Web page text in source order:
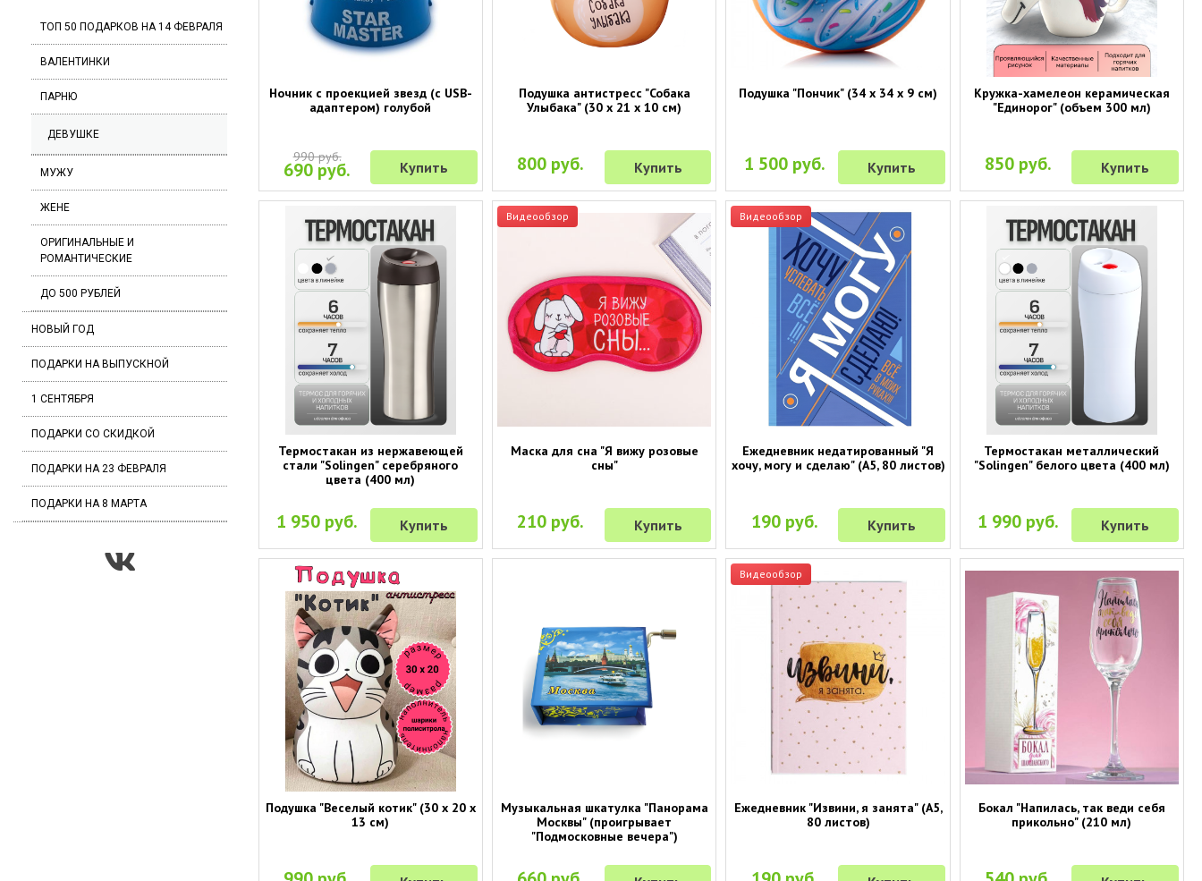
ТОП 50 ПОДАРКОВ НА 14 ФЕВРАЛЯ
ВАЛЕНТИНКИ
ПАРНЮ
ДЕВУШКЕ
МУЖУ
ЖЕНЕ
ОРИГИНАЛЬНЫЕ И
РОМАНТИЧЕСКИЕ
ДО 500 РУБЛЕЙ
НОВЫЙ ГОД
ПОДАРКИ НА ВЫПУСКНОЙ
1 СЕНТЯБРЯ
ПОДАРКИ СО СКИДКОЙ
ПОДАРКИ НА 23 ФЕВРАЛЯ
ПОДАРКИ НА 8 МАРТА
Ночник с проекцией звезд (с USB-
адаптером) голубой
990 руб.
690 руб. Купить
Подушка антистресс "Собака
Улыбака" (30 х 21 х 10 см)
800 руб. Купить
Подушка "Пончик" (34 х 34 х 9 см)
1 500 руб. Купить
Кружка-хамелеон керамическая
"Единорог" (объем 300 мл)
850 руб. Купить
Термостакан из нержавеющей
стали "Solingen" серебряного
цвета (400 мл)
1 950 руб. Купить
Видеообзор
Маска для сна "Я вижу розовые
сны"
210 руб. Купить
Видеообзор
Ежедневник недатированный "Я
хочу, могу и сделаю" (A5, 80 листов)
190 руб. Купить
Термостакан металлический
"Solingen" белого цвета (400 мл)
1 990 руб. Купить
Подушка "Веселый котик" (30 х 20 х
13 см)
Музыкальная шкатулка "Панорама
Москвы" (проигрывает
"Подмосковные вечера")
Видеообзор
Ежедневник "Извини, я занята" (А5,
80 листов)
Бокал "Напилась, так веди себя
прикольно" (210 мл)